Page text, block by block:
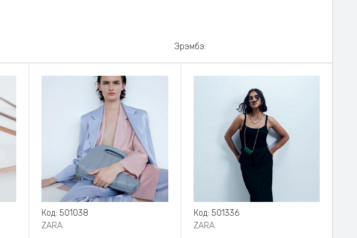
Эрэмбэ:
Код: 501038
ZARA
Код: 501336
ZARA